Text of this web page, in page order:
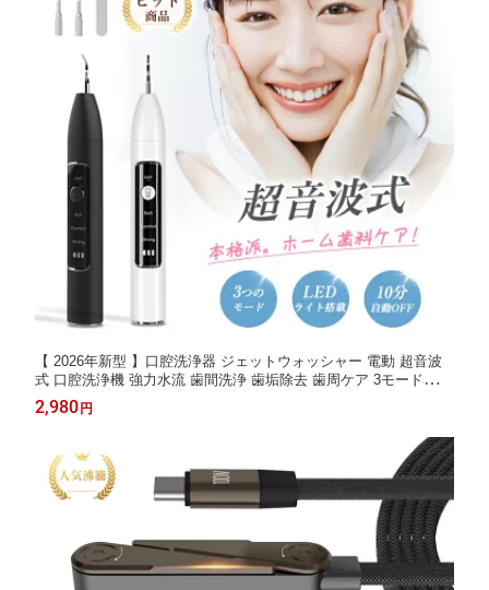
【 2026年新型 】口腔洗浄器 ジェットウォッシャー 電動 超音波
式 口腔洗浄機 強力水流 歯間洗浄 歯垢除去 歯周ケア 3モード調整
LEDライト搭載 2種類ノズル USB充電式 コードレス 10分自動OF
F 軽量 携帯用 家庭用 出張 旅行 矯正対応 毎日口腔ケア 必需品
2,980円